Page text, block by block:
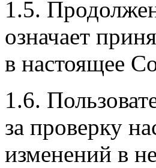
1.5.
означает
в настоящее
1.6.
за проверку
изменений в